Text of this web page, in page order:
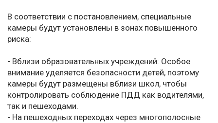
В соответствии с постановлением, специальные
камеры будут установлены в зонах повышенного
риска:
- Вблизи образовательных учреждений: Особое
внимание уделяется безопасности детей, поэтому
камеры будут размещены вблизи школ, чтобы
контролировать соблюдение ПДД как водителями,
так и пешеходами.
- На пешеходных переходах через многополосные